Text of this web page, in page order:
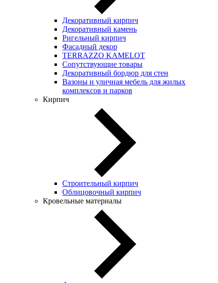
Декоративный кирпич
Декоративный камень
Ригельный кирпич
Фасадный декор
TERRAZZO KAMELOT
Сопутствующие товары
Декоративный бордюр для стен
Вазоны и уличная мебель для жилых
комплексов и парков
Кирпич
Строительный кирпич
Облицовочный кирпич
Кровельные материалы